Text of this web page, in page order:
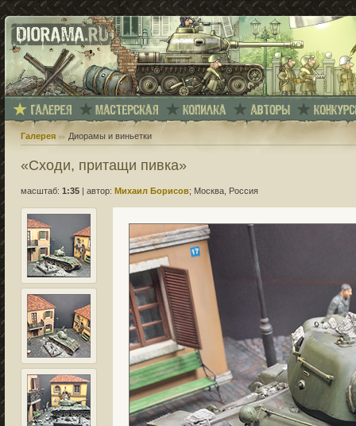
Галерея Диорамы и виньетки
«Cходи, притащи пивка»
масштаб: 1:35 автор: Михаил Борисов; Москва, Россия